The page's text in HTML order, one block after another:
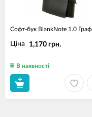
Софт-бук BlankNote 1.0
Ціна 1,170 грн.
В наявності